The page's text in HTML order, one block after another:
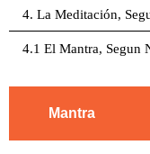
4. La Meditación,
4.1 El Mantra, Segun
Mantra